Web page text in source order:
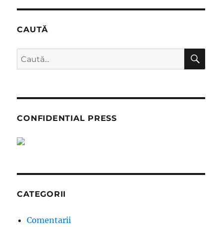
CAUTĂ
Caută
după:
CONFIDENTIAL PRESS
CATEGORII
Comentarii